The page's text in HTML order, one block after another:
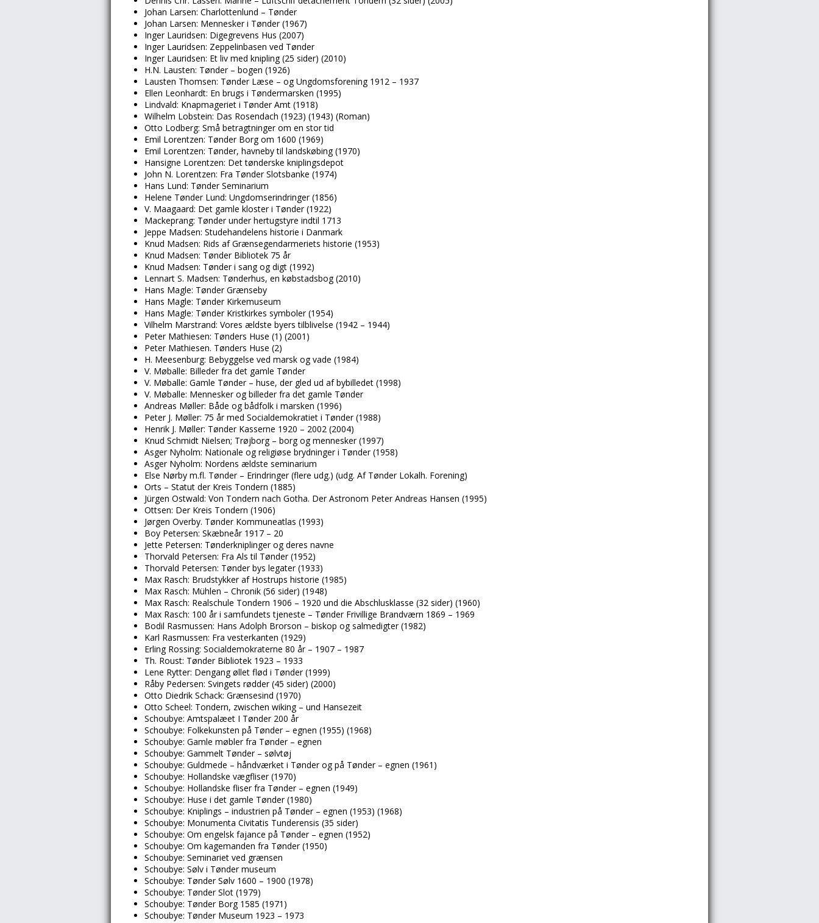
Johan Larsen: Charlottenlund – Tønder
Johan Larsen: Mennesker i Tønder (1967)
Inger Lauridsen: Digegrevens Hus (2007)
Inger Lauridsen: Zeppelinbasen ved Tønder
Inger Lauridsen: Et liv med knipling (25 sider) (2010)
H.N. Lausten: Tønder – bogen (1926)
Lausten Thomsen: Tønder Læse – og Ungdomsforening 1912 – 1937
Ellen Leonhardt: En brugs i Tøndermarsken (1995)
Lindvald: Knapmageriet i Tønder Amt (1918)
Wilhelm Lobstein: Das Rosendach (1923) (1943) (Roman)
Otto Lodberg: Små betragtninger om en stor tid
Emil Lorentzen: Tønder Borg om 1600 (1969)
Emil Lorentzen: Tønder, havneby til landskøbing (1970)
Hansigne Lorentzen: Det tønderske kniplingsdepot
John N. Lorentzen: Fra Tønder Slotsbanke (1974)
Hans Lund: Tønder Seminarium
Helene Tønder Lund: Ungdomserindringer (1856)
V. Maagaard: Det gamle kloster i Tønder (1922)
Mackeprang: Tønder under hertugstyre indtil 1713
Jeppe Madsen: Studehandelens historie i Danmark
Knud Madsen: Rids af Grænsegendarmeriets historie (1953)
Knud Madsen: Tønder Bibliotek 75 år
Knud Madsen: Tønder i sang og digt (1992)
Lennart S. Madsen: Tønderhus, en købstadsbog (2010)
Hans Magle: Tønder Grænseby
Hans Magle: Tønder Kirkemuseum
Hans Magle: Tønder Kristkirkes symboler (1954)
Vilhelm Marstrand: Vores ældste byers tilblivelse (1942 – 1944)
Peter Mathiesen: Tønders Huse (1) (2001)
Peter Mathiesen. Tønders Huse (2)
H. Meesenburg: Bebyggelse ved marsk og vade (1984)
V. Møballe: Billeder fra det gamle Tønder
V. Møballe: Gamle Tønder – huse, der gled ud af bybilledet (1998)
V. Møballe: Mennesker og billeder fra det gamle Tønder
Andreas Møller: Både og bådfolk i marsken (1996)
Peter J. Møller: 75 år med Socialdemokratiet i Tønder (1988)
Henrik J. Møller: Tønder Kasserne 1920 – 2002 (2004)
Knud Schmidt Nielsen; Trøjborg – borg og mennesker (1997)
Asger Nyholm: Nationale og religiøse brydninger i Tønder (1958)
Asger Nyholm: Nordens ældste seminarium
Else Nørby m.fl. Tønder – Erindringer (flere udg.) (udg. Af Tønder Lokalh. Forening)
Orts – Statut der Kreis Tondern (1885)
Jürgen Ostwald: Von Tondern nach Gotha. Der Astronom Peter Andreas Hansen (1995)
Ottsen: Der Kreis Tondern (1906)
Jørgen Overby. Tønder Kommuneatlas (1993)
Boy Petersen: Skæbneår 1917 – 20
Jette Petersen: Tønderkniplinger og deres navne
Thorvald Petersen: Fra Als til Tønder (1952)
Thorvald Petersen: Tønder bys legater (1933)
Max Rasch: Brudstykker af Hostrups historie (1985)
Max Rasch: Mühlen – Chronik (56 sider) (1948)
Max Rasch: Realschule Tondern 1906 – 1920 und die Abschlusklasse (32 sider) (1960)
Max Rasch: 100 år i samfundets tjeneste – Tønder Frivillige Brandværn 1869 – 1969
Bodil Rasmussen: Hans Adolph Brorson – biskop og salmedigter (1982)
Karl Rasmussen: Fra vesterkanten (1929)
Erling Rossing: Socialdemokraterne 80 år – 1907 – 1987
Th. Roust: Tønder Bibliotek 1923 – 1933
Lene Rytter: Dengang øllet flød i Tønder (1999)
Råby Pedersen: Svingets rødder (45 sider) (2000)
Otto Diedrik Schack: Grænsesind (1970)
Otto Scheel: Tondern, zwischen wiking – und Hansezeit
Schoubye: Amtspalæet I Tønder 200 år
Schoubye: Folkekunsten på Tønder – egnen (1955) (1968)
Schoubye: Gamle møbler fra Tønder – egnen
Schoubye: Gammelt Tønder – sølvtøj
Schoubye: Guldmede – håndværket i Tønder og på Tønder – egnen (1961)
Schoubye: Hollandske vægfliser (1970)
Schoubye: Hollandske fliser fra Tønder – egnen (1949)
Schoubye: Huse i det gamle Tønder (1980)
Schoubye: Kniplings – industrien på Tønder – egnen (1953) (1968)
Schoubye: Monumenta Civitatis Tunderensis (35 sider)
Schoubye: Om engelsk fajance på Tønder – egnen (1952)
Schoubye: Om kagemanden fra Tønder (1950)
Schoubye: Seminariet ved grænsen
Schoubye: Sølv i Tønder museum
Schoubye: Tønder Sølv 1600 – 1900 (1978)
Schoubye: Tønder Slot (1979)
Schoubye: Tønder Borg 1585 (1971)
Schoubye: Tønder Museum 1923 – 1973